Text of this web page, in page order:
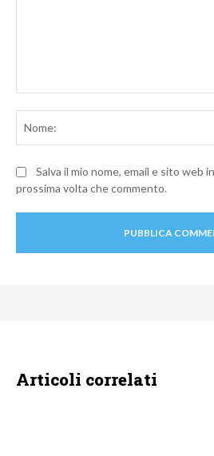
Salva il mio nome, email e sito web
prossima volta che commento.
Articoli correlati